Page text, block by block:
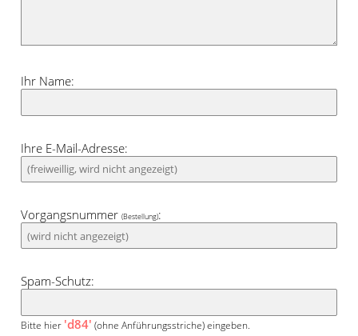
Ihr Name:
Ihre E-Mail-Adresse:
Vorgangsnummer(Bestellung):
Spam-Schutz:
Bitte hier 'd84' (ohne Anführungsstriche) eingeben.